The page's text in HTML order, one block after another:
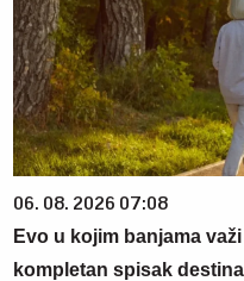
06. 08. 2026 07:08
Evo u kojim banjama
kompletan spisak